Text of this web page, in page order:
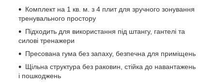
Комплект на 1 кв. м. з 4 плит для зручного зонування
тренувального простору
Підходить для використання під штангу, гантелі та
силові тренажери
Пресована гума без запаху, безпечна для приміщень
Щільна структура без раковин, стійка до навантажень
і пошкоджень